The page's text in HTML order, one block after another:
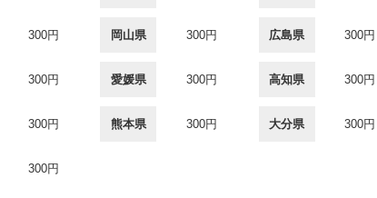
300円 岡山県 300円 広島県 300円
300円 愛媛県 300円 高知県 300円
300円 熊本県 300円 大分県 300円
300円